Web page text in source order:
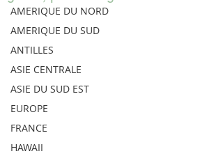
AMERIQUE DU NORD
AMERIQUE DU SUD
ANTILLES
ASIE CENTRALE
ASIE DU SUD EST
EUROPE
FRANCE
HAWAII